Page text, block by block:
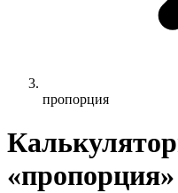
пропорция
«пропорция»